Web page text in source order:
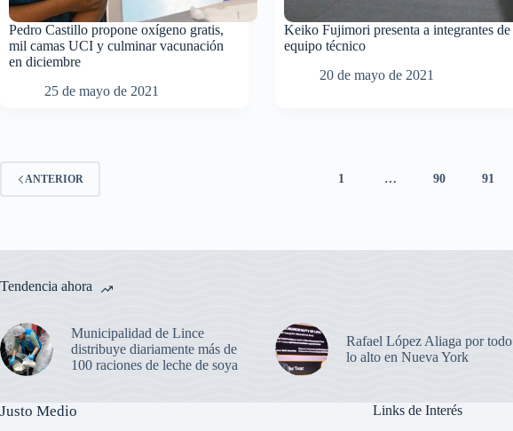
Pedro Castillo propone oxígeno gratis,
mil camas UCI y culminar vacunación
en diciembre
25 de mayo de 2021
Keiko Fujimori presenta a integrantes de
equipo técnico
20 de mayo de 2021
ANTERIOR 1 … 90 91
Tendencia ahora
Municipalidad de Lince
distribuye diariamente más de
100 raciones de leche de soya
Rafael López Aliaga por todo
lo alto en Nueva York
Justo Medio Links de Interés